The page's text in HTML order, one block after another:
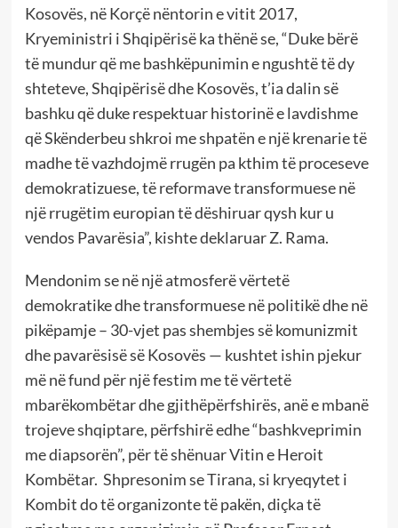
Kosovës, në Korçë nëntorin e vitit 2017,
Kryeministri i Shqipërisë ka thënë se, “Duke bërë
të mundur që me bashkëpunimin e ngushtë të dy
shteteve, Shqipërisë dhe Kosovës, t’ia dalin së
bashku që duke respektuar historinë e lavdishme
që Skënderbeu shkroi me shpatën e një krenarie të
madhe të vazhdojmë rrugën pa kthim të proceseve
demokratizuese, të reformave transformuese në
një rrugëtim europian të dëshiruar qysh kur u
vendos Pavarësia”, kishte deklaruar Z. Rama.
Mendonim se në një atmosferë vërtetë
demokratike dhe transformuese në politikë dhe në
pikëpamje – 30-vjet pas shembjes së komunizmit
dhe pavarësisë së Kosovës — kushtet ishin pjekur
më në fund për një festim me të vërtetë
mbarëkombëtar dhe gjithëpërfshirës, anë e mbanë
trojeve shqiptare, përfshirë edhe “bashkveprimin
me diapsorën”, për të shënuar Vitin e Heroit
Kombëtar. Shpresonim se Tirana, si kryeqytet i
Kombit do të organizonte të pakën, diçka të